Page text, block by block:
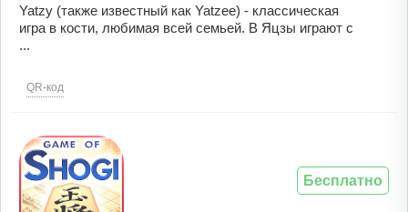
Yatzy (также известный как Yatzee) - классическая
игра в кости, любимая всей семьей. В Яцзы играют с
...
QR-код
Бесплатно